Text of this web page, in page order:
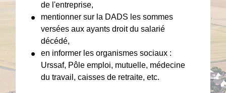
de l'entreprise,
mentionner sur la DADS les sommes
versées aux ayants droit du salarié
décédé,
en informer les organismes sociaux :
Urssaf, Pôle emploi, mutuelle, médecine
du travail, caisses de retraite, etc.